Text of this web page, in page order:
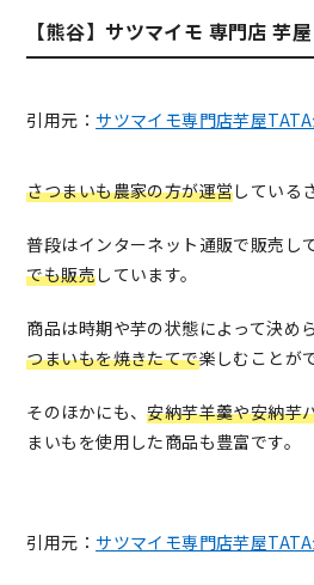
【熊谷】サツマイモ 専門店 芋
引用元： サツマイモ専門店芋屋
さつまいも農家の方が運営している
普段はインターネット通販で販売し
でも販売しています。
商品は時期や芋の状態によって決め
つまいもを焼きたてで楽しむことが
そのほかにも、安納芋羊羹や安納芋
まいもを使用した商品も豊富です。
引用元： サツマイモ専門店芋屋